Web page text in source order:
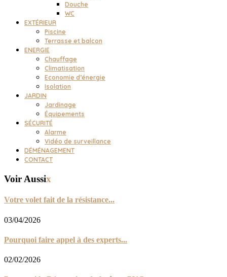
Douche
WC
EXTÉRIEUR
Piscine
Terrasse et balcon
ENERGIE
Chauffage
Climatisation
Economie d’énergie
Isolation
JARDIN
Jardinage
Équipements
SÉCURITÉ
Alarme
Vidéo de surveillance
DÉMÉNAGEMENT
CONTACT
Voir Aussix
Votre volet fait de la résistance...
03/04/2026
Pourquoi faire appel à des experts...
02/02/2026